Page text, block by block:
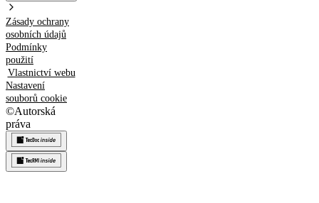
Zásady ochrany
osobních údajů
Podmínky
použití
Vlastnictví webu
Nastavení
souborů cookie
©Autorská
práva